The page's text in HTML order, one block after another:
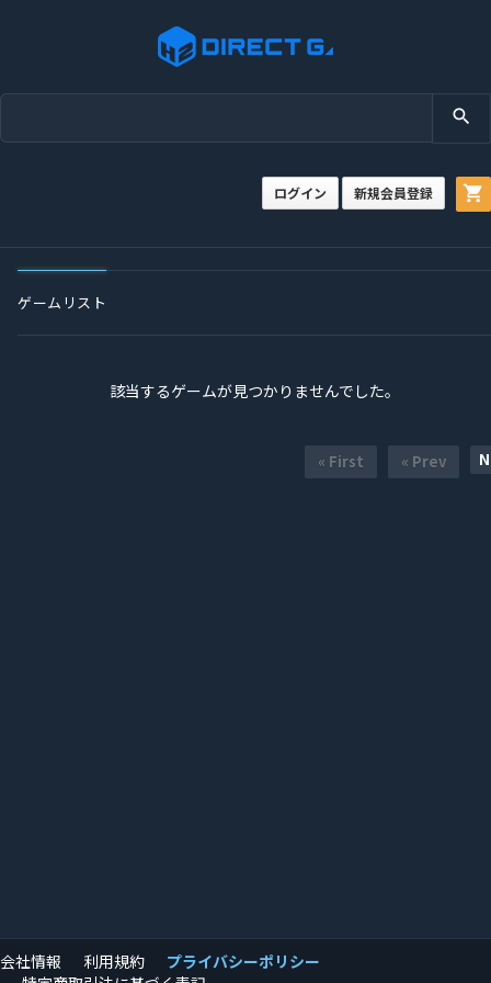
search
shopping_cart
ログイン 新規会員登録
ゲームリスト
該当するゲームが見つかりませんでした。
« First « Prev
会社情報 利用規約
プライバシーポリシー